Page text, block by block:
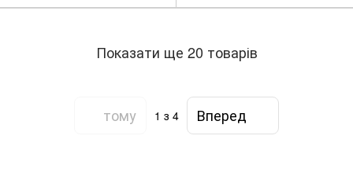
Показати ще 20 товарів
тому 1 з 4 Вперед